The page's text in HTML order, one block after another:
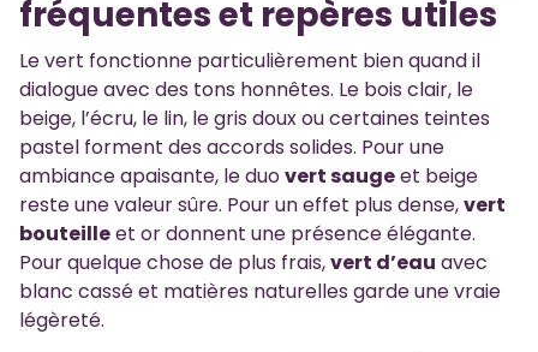
fréquentes et repères utiles
Le vert fonctionne particulièrement bien quand il
dialogue avec des tons honnêtes. Le bois clair, le
beige, l’écru, le lin, le gris doux ou certaines teintes
pastel forment des accords solides. Pour une
ambiance apaisante, le duovert saugeet beige
reste une valeur sûre. Pour un effet plus dense,vert
bouteilleet or donnent une présence élégante.
Pour quelque chose de plus frais,vert d’eau avec
blanc cassé et matières naturelles garde une vraie
légèreté.